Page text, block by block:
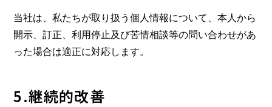
当社は、私たちが取り扱う個人情報について、本人から
開示、訂正、利用停止及び苦情相談等の問い合わせがあ
った場合は適正に対応します。
5.継続的改善